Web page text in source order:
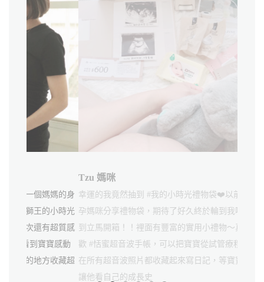
媽的身
小時光
超質感
寶感動
收藏超
幸運的我竟然抽到 #我的小時光禮物袋❤️以前常常看
孕媽咪分享禮物袋，期待了好久終於輪到我啦～一收
到立馬開箱！！裡面有豐富的實用小禮物～真的好喜
歡 #恬蜜超音波手帳，可以把寶寶從試管療程時到現
在所有超音波照片都收藏起來寫日記，等寶寶長大後
讓他看自己的成長史
拿到媽媽
粉，懷孕
常豐富，
用到真
可以把寶